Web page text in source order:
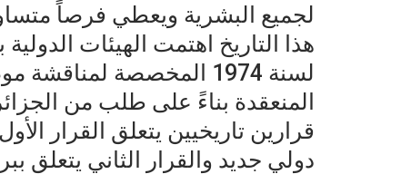
لجميع البشرية ويعطي فرصاً
هذا التاريخ اهتمت الهيئات
لسنة 1974 المخصصة
المنعقدة بناءً على طلب من
قرارين تاريخيين يتعلق القرار
دولي جديد والقرار الثاني يتعلق